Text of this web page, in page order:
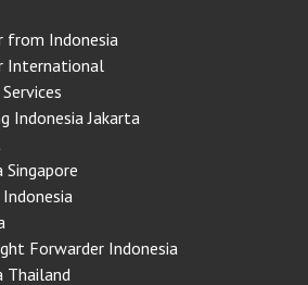
from Indonesia
International
Indonesia Jakarta
Singapore
Forwarder Indonesia
Thailand